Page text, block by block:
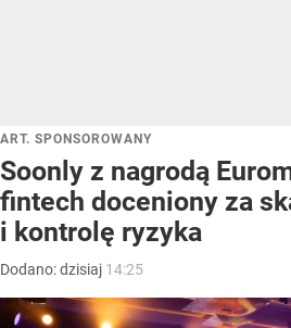
ART. SPONSOROWANY
Soonly z nagrodą
fintech doceniony za
i kontrolę ryzyka
Dodano:dzisiaj 14:25